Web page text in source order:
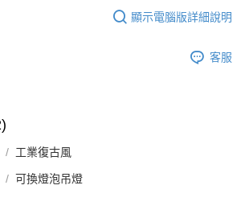
顯示電腦版詳細說明
客服
工業復古風
可換燈泡吊燈